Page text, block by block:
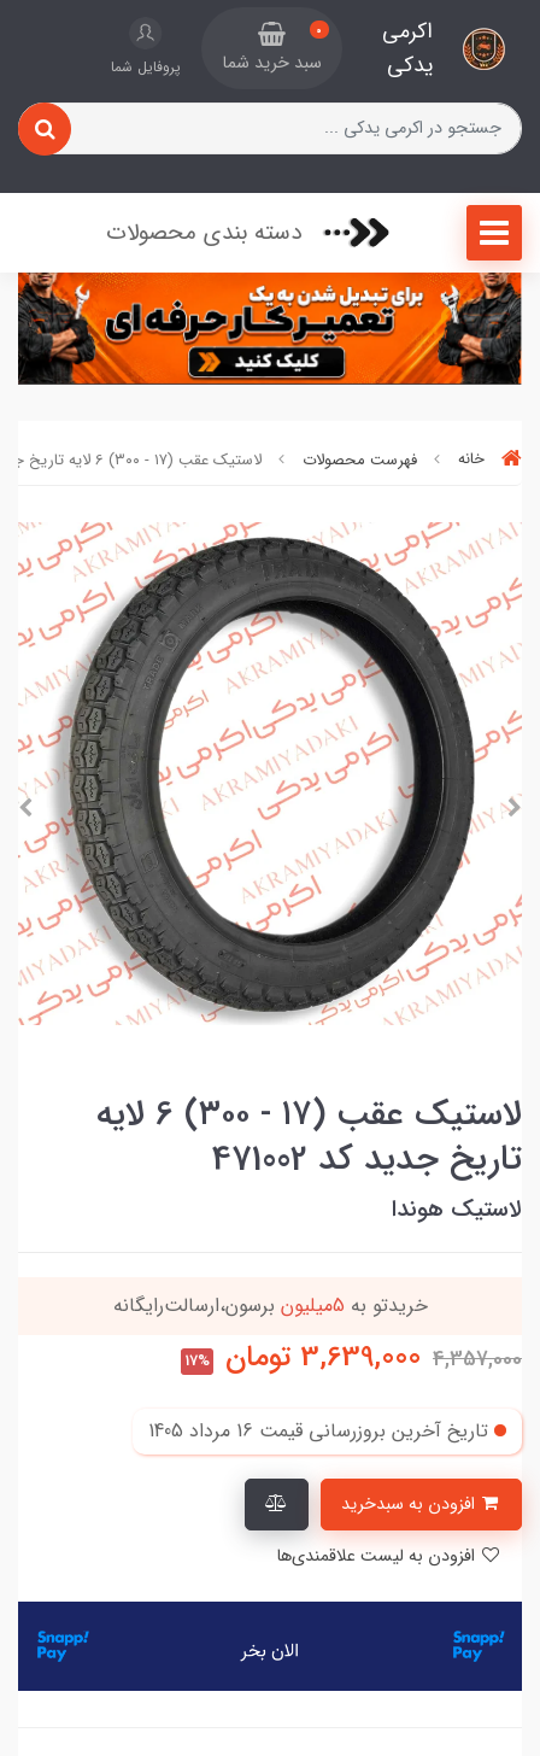
اکرمی
یدکی
0
سبد خرید شما پروفایل شما
دسته بندی محصولات
خانه فهرست محصولات لاستیک عقب (۱۷ - ۳۰۰) 6 لایه تاریخ جدید کد 471002
لاستیک عقب (۱۷ - ۳۰۰) 6 لایه
تاریخ جدید کد 471002
لاستیک هوندا
این کالا رو میتونی4 قسطه بخری
4,357,000
3,639,000 تومان 17%
تاریخ آخرین بروزرسانی قیمت 16 مرداد 1405